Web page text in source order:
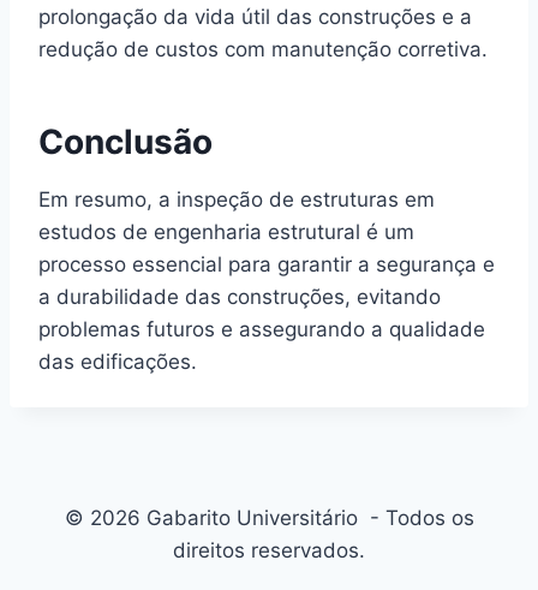
prolongação da vida útil das construções e a
redução de custos com manutenção corretiva.
Conclusão
Em resumo, a inspeção de estruturas em
estudos de engenharia estrutural é um
processo essencial para garantir a segurança e
a durabilidade das construções, evitando
problemas futuros e assegurando a qualidade
das edificações.
© 2026 Gabarito Universitário - Todos os
direitos reservados.